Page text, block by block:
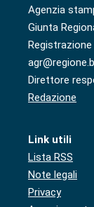
Agenzia
Giunta
Direttore
Redazione
Link utili
Lista RSS
Note legali
Privacy